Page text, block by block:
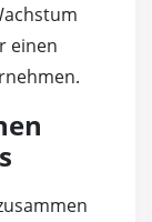
einen